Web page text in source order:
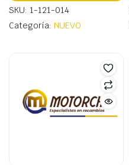
SKU: 1-121-014
Categoría: NUEVO